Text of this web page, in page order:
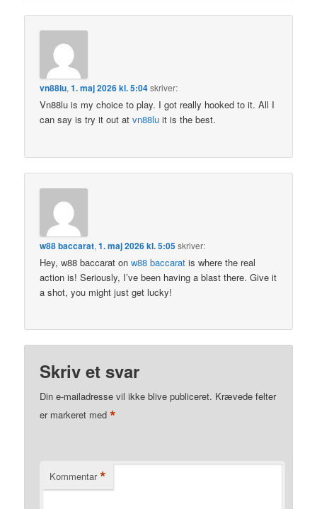
vn88lu,1. maj 2026 kl. 5:04skriver:
Vn88lu is my choice to play. I got really hooked to it. All I
can say is try it out atvn88lu it is the best.
w88 baccarat,1. maj 2026 kl. 5:05skriver:
Hey, w88 baccarat onw88 baccarat is where the real
action is! Seriously, I’ve been having a blast there. Give it
a shot, you might just get lucky!
Skriv et svar
Din e-mailadresse vil ikke blive publiceret. Krævede felter
er markeret med*
Kommentar *